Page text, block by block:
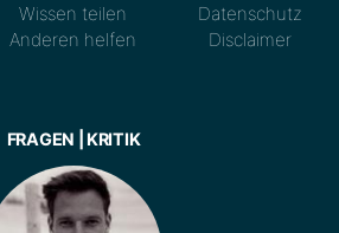
Wissen teilen
Anderen helfen
Datenschutz
Disclaimer
FRAGEN | KRITIK